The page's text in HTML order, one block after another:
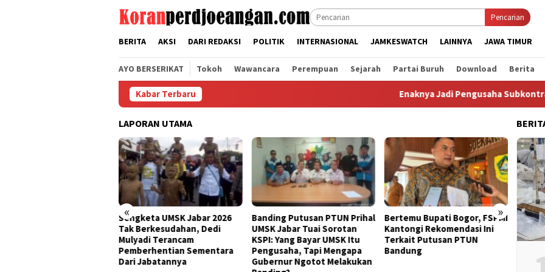
Pencarian
BERITA AKSI DARI REDAKSI POLITIK INTERNASIONAL JAMKESWATCH LAINNYA JAWA TIMUR
AYO BERSERIKAT Tokoh Wawancara Perempuan Sejarah Partai Buruh Download Berita
Kabar Terbaru Enaknya Jadi Pengusaha Subkontrak? Tak
LAPORAN UTAMA
« »
Sengketa UMSK Jabar 2026
Tak Berkesudahan, Dedi
Mulyadi Terancam
Pemberhentian Sementara
Dari Jabatannya
Banding Putusan PTUN Prihal
UMSK Jabar Tuai Sorotan
KSPI: Yang Bayar UMSK Itu
Pengusaha, Tapi Mengapa
Gubernur Ngotot Melakukan
Bertemu Bupati Bogor, FSPMI
Kantongi Rekomendasi Ini
Terkait Putusan PTUN
Bandung
KDM
KSPI Jabar
Unjuk Rasa